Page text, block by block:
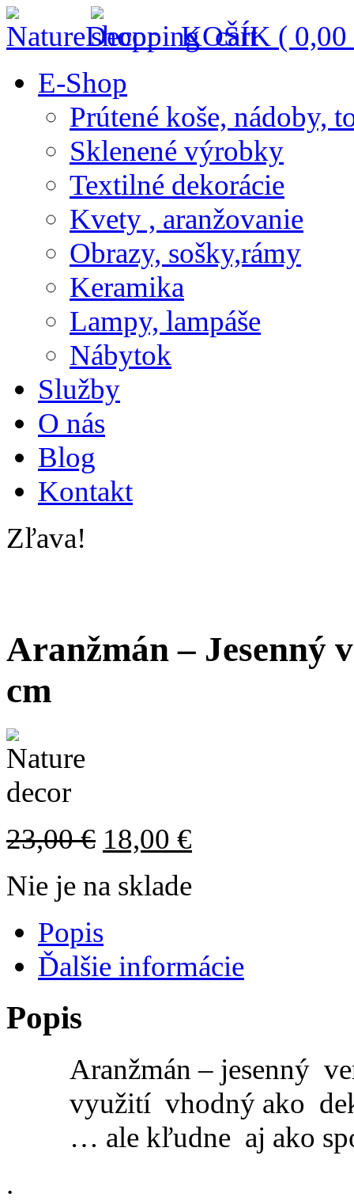
KOŠÍK ( 0,00
E-Shop
Prútené koše, nádoby,
Sklenené výrobky
Textilné dekorácie
Kvety , aranžovanie
Obrazy, sošky,rámy
Keramika
Lampy, lampáše
Nábytok
Služby
O nás
Blog
Kontakt
Zľava!
Aranžmán – Jesenný
cm
23,00€ 18,00 €
Nie je na sklade
Popis
Ďalšie informácie
Popis
Aranžmán – jesenný
využití vhodný ako
… ale kľudne aj ako
.